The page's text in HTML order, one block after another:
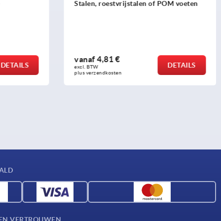
voeten
DETAILS
2-spaaks handwielen van kunststof, met
vanaf22,22 €
excl. BTW
plus verzendkosten
DETAILS